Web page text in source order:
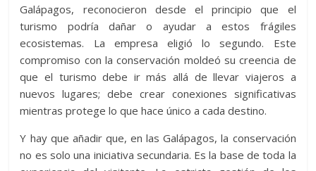
Galápagos, reconocieron desde el principio que el
turismo podría dañar o ayudar a estos frágiles
ecosistemas. La empresa eligió lo segundo. Este
compromiso con la conservación moldeó su creencia de
que el turismo debe ir más allá de llevar viajeros a
nuevos lugares; debe crear conexiones significativas
mientras protege lo que hace único a cada destino.
Y hay que añadir que, en las Galápagos, la conservación
no es solo una iniciativa secundaria. Es la base de toda la